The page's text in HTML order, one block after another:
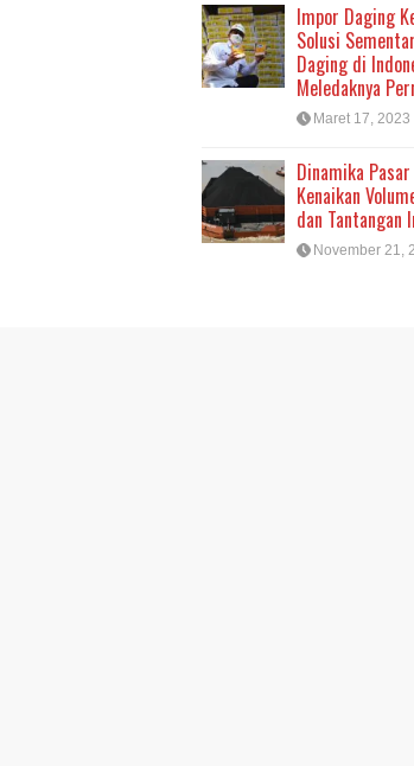
Impor Daging
Solusi
Daging di
Meledaknya
Maret 17, 2023
Dinamika
Kenaikan
dan Tantangan
November 21,